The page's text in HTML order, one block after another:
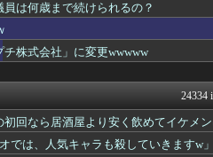
アルフ
ね？
ウマ娘
日刊や
！」←どうする？
ゆるゲ
、当事者から具体...
オレ的
ほんわ
らやってみたい
かぞくち
は何歳まで続けられるの？
チ株式会社」に変更wwwww
24334
回なら居酒屋より安く飲めてイケメン
では、人気キャラも殺していきますw」